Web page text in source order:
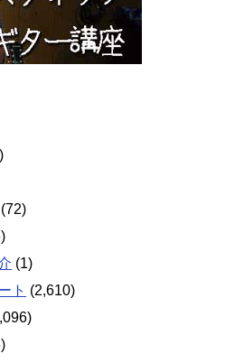
(72)
(1)
ト (2,610)